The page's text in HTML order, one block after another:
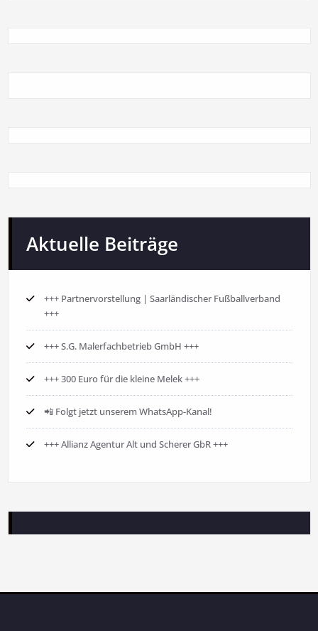
Aktuelle Beiträge
+++ Partnervorstellung | Saarländischer Fußballverband
+++
+++ S.G. Malerfachbetrieb GmbH +++
+++ 300 Euro für die kleine Melek +++
📲 Folgt jetzt unserem WhatsApp-Kanal!
+++ Allianz Agentur Alt und Scherer GbR +++